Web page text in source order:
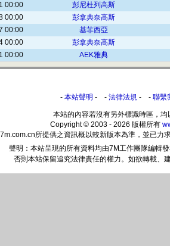
00:00
彭尼杜列高斯
00:00
彭拿典奈高斯
00:00
基菲西亞
00:00
彭拿典奈高斯
00:00 AEK雅典
- 本站聲明 - - 法律法規 - - 聯繫
本站的內容若沒有另外標識時區，均
Copyright © 2003 - 2026 版權所有
7m.com.cn所提供之資訊概以較新版本為準，並已力
聲明：本站呈現的所有資料均由7M工作團隊編輯
否則本站保留追究法律責任的權力。如欲轉載、